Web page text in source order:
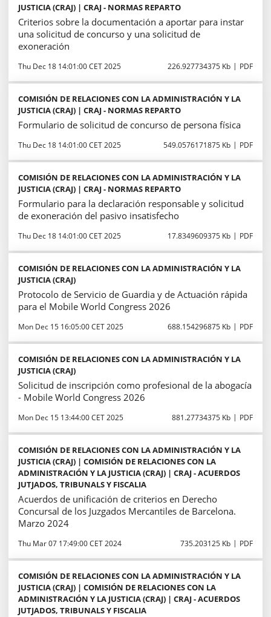
JUSTICIA (CRAJ) | CRAJ - NORMAS REPARTO
Criterios sobre la documentación a aportar para instar
una solicitud de concurso y una solicitud de
exoneración
Thu Dec 18 14:01:00 CET 2025 226.927734375 Kb PDF
COMISIÓN DE RELACIONES CON LA ADMINISTRACIÓN Y LA
JUSTICIA (CRAJ) | CRAJ - NORMAS REPARTO
Formulario de solicitud de concurso de persona física
Thu Dec 18 14:01:00 CET 2025 549.0576171875 Kb PDF
COMISIÓN DE RELACIONES CON LA ADMINISTRACIÓN Y LA
JUSTICIA (CRAJ) | CRAJ - NORMAS REPARTO
Formulario para la declaración responsable y solicitud
de exoneración del pasivo insatisfecho
Thu Dec 18 14:01:00 CET 2025 17.8349609375 Kb PDF
COMISIÓN DE RELACIONES CON LA ADMINISTRACIÓN Y LA
JUSTICIA (CRAJ)
Protocolo de Servicio de Guardia y de Actuación rápida
para el Mobile World Congress 2026
Mon Dec 15 16:05:00 CET 2025 688.154296875 Kb PDF
COMISIÓN DE RELACIONES CON LA ADMINISTRACIÓN Y LA
JUSTICIA (CRAJ)
Solicitud de inscripción como profesional de la abogacía
- Mobile World Congress 2026
Mon Dec 15 13:44:00 CET 2025 881.27734375 Kb PDF
COMISIÓN DE RELACIONES CON LA ADMINISTRACIÓN Y LA
JUSTICIA (CRAJ) | COMISIÓN DE RELACIONES CON LA
ADMINISTRACIÓN Y LA JUSTICIA (CRAJ) | CRAJ - ACUERDOS
JUTJADOS, TRIBUNALS Y FISCALIA
Acuerdos de unificación de criterios en Derecho
Concursal de los Juzgados Mercantiles de Barcelona.
Marzo 2024
Thu Mar 07 17:49:00 CET 2024 735.203125 Kb PDF
COMISIÓN DE RELACIONES CON LA ADMINISTRACIÓN Y LA
JUSTICIA (CRAJ) | COMISIÓN DE RELACIONES CON LA
ADMINISTRACIÓN Y LA JUSTICIA (CRAJ) | CRAJ - ACUERDOS
JUTJADOS, TRIBUNALS Y FISCALIA